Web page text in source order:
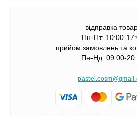
відправка
Пн-Пт: 10:00-
прийом замовлень та
Пн-Нд: 09:00-